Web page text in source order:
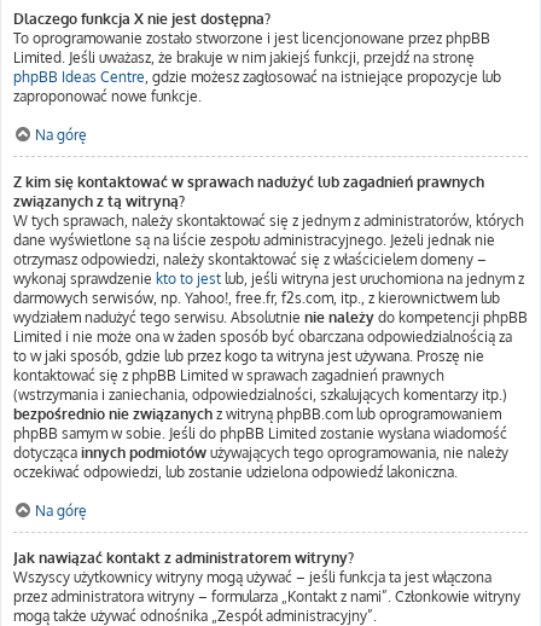
Dlaczego funkcja X nie jest dostępna?
To oprogramowanie zostało stworzone i jest licencjonowane przez phpBB
Limited. Jeśli uważasz, że brakuje w nim jakiejś funkcji, przejdź na stronę
phpBB Ideas Centre, gdzie możesz zagłosować na istniejące propozycje lub
zaproponować nowe funkcje.
Na górę
Z kim się kontaktować w sprawach nadużyć lub zagadnień prawnych
związanych z tą witryną?
W tych sprawach, należy skontaktować się z jednym z administratorów, których
dane wyświetlone są na liście zespołu administracyjnego. Jeżeli jednak nie
otrzymasz odpowiedzi, należy skontaktować się z właścicielem domeny –
wykonaj sprawdzenie kto to jest lub, jeśli witryna jest uruchomiona na jednym z
darmowych serwisów, np. Yahoo!, free.fr, f2s.com, itp., z kierownictwem lub
wydziałem nadużyć tego serwisu. Absolutnie nie należy do kompetencji phpBB
Limited i nie może ona w żaden sposób być obarczana odpowiedzialnością za
to w jaki sposób, gdzie lub przez kogo ta witryna jest używana. Proszę nie
kontaktować się z phpBB Limited w sprawach zagadnień prawnych
(wstrzymania i zaniechania, odpowiedzialności, szkalujących komentarzy itp.)
bezpośrednio nie związanych z witryną phpBB.com lub oprogramowaniem
phpBB samym w sobie. Jeśli do phpBB Limited zostanie wysłana wiadomość
dotycząca innych podmiotów używających tego oprogramowania, nie należy
oczekiwać odpowiedzi, lub zostanie udzielona odpowiedź lakoniczna.
Na górę
Jak nawiązać kontakt z administratorem witryny?
Wszyscy użytkownicy witryny mogą używać – jeśli funkcja ta jest włączona
przez administratora witryny – formularza „Kontakt z nami”. Członkowie witryny
mogą także używać odnośnika „Zespół administracyjny”.